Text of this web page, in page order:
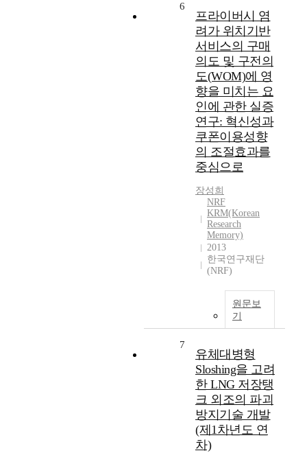
6
프라이버시 염
려가 위치기반
서비스의 구매
의도 및 구전의
도(WOM)에 영
향을 미치는 요
인에 관한 실증
연구: 혁신성과
쿠폰이용성향
의 조절효과를
중심으로
장성희
NRF
KRM(Korean
Research
Memory)
2013
한국연구재단
(NRF)
원문보
기
7
유체대병형
Sloshing을 고려
한 LNG 저장탱
크 외조의 파괴
방지기술 개발
(제1차년도 연
차)